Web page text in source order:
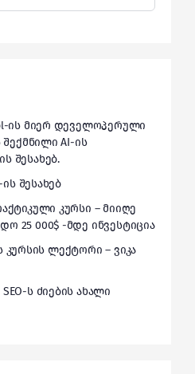
ის მიერ დეველოპერული
შექმნილი AI-ის
შესახებ.
შესახებ
კურსი – მიიღე
25 000$ -მდე ინვესტიცია
კურსის ლექტორი – ვიკა
ს ძიების ახალი